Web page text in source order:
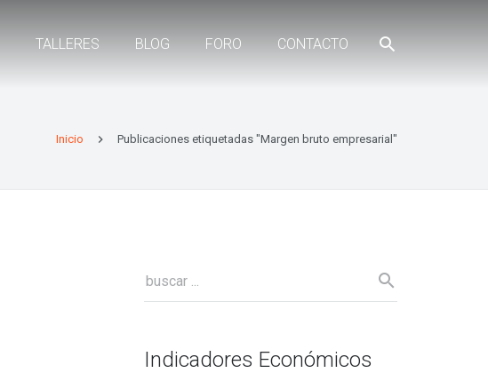
TALLERES BLOG FORO CONTACTO
Inicio Publicaciones etiquetadas "Margen bruto empresarial"
Indicadores Económicos